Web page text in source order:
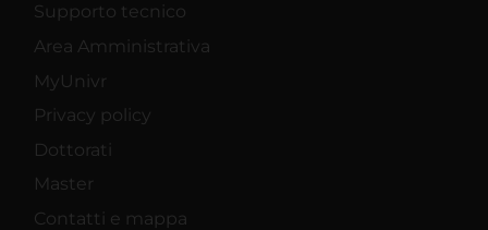
Supporto tecnico
Area Amministrativa
MyUnivr
Privacy policy
Dottorati
Master
Contatti e mappa